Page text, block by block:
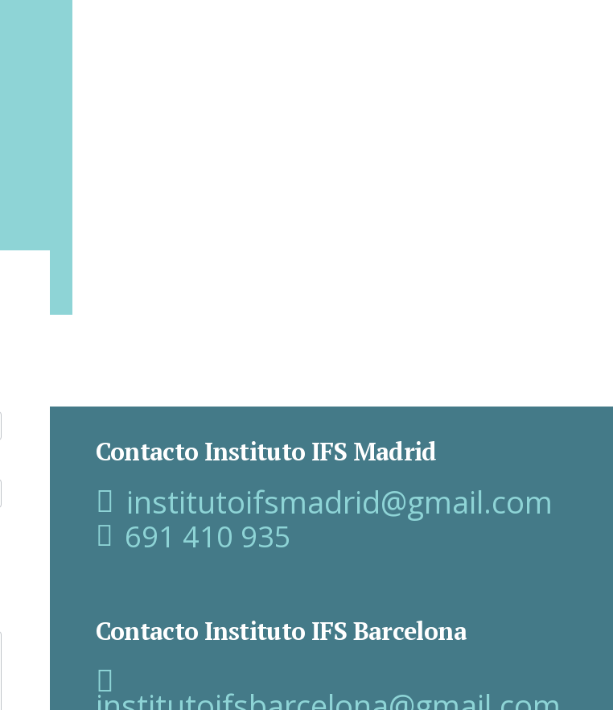
Contacto Instituto IFS Madrid
institutoifsmadrid@gmail.com
691 410 935
Contacto Instituto IFS Barcelona